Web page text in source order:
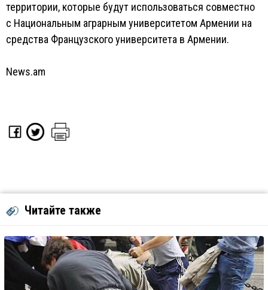
территории, которые будут использоваться совместно
с Национальным аграрным университетом Армении на
средства Французского университета в Армении.
News.am
Читайте также